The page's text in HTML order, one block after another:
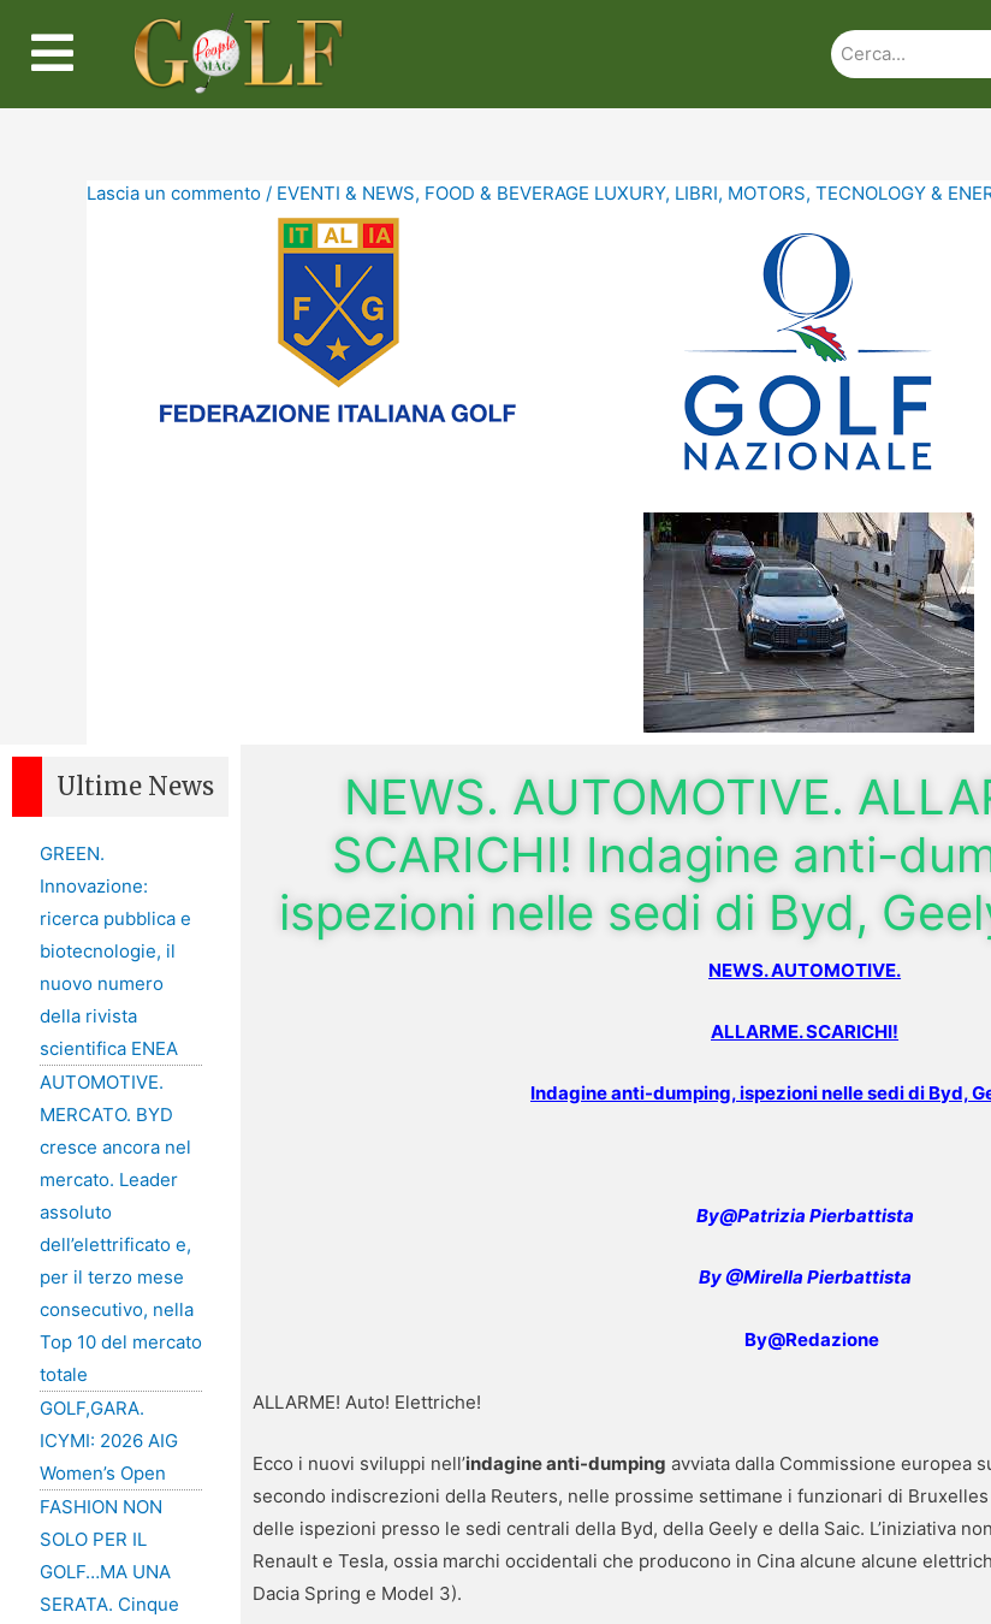
Lascia un commento / EVENTI & NEWS, FOOD & BEVERAGE LUXURY, LIBRI, MOTORS, TECNOLOGY &
Ultime News
GREEN.
Innovazione:
ricerca pubblica e
biotecnologie, il
nuovo numero
della rivista
scientifica ENEA
AUTOMOTIVE.
MERCATO. BYD
cresce ancora nel
mercato. Leader
assoluto
dell’elettrificato e,
per il terzo mese
consecutivo, nella
Top 10 del mercato
totale
GOLF,GARA.
ICYMI: 2026 AIG
Women’s Open
FASHION NON
SOLO PER IL
GOLF…MA UNA
SERATA. Cinque
NEWS. AUTOMOTIVE.
SCARICHI! Indagine anti-
ispezioni nelle sedi di Byd,
NEWS. AUTOMOTIVE.
ALLARME. SCARICHI!
Indagine anti-dumping, ispezioni nelle sedi di Byd,
By@Patrizia Pierbattista
By @Mirella Pierbattista
By@Redazione
ALLARME! Auto! Elettriche!
Ecco i nuovi sviluppi nell’indagine anti-dumping avviata dalla Commissione europea
secondo indiscrezioni della Reuters, nelle prossime settimane i funzionari di
delle ispezioni presso le sedi centrali della Byd, della Geely e della Saic. L’iniziativa
Renault e Tesla, ossia marchi occidentali che producono in Cina alcune alcune
Dacia Spring e Model 3).